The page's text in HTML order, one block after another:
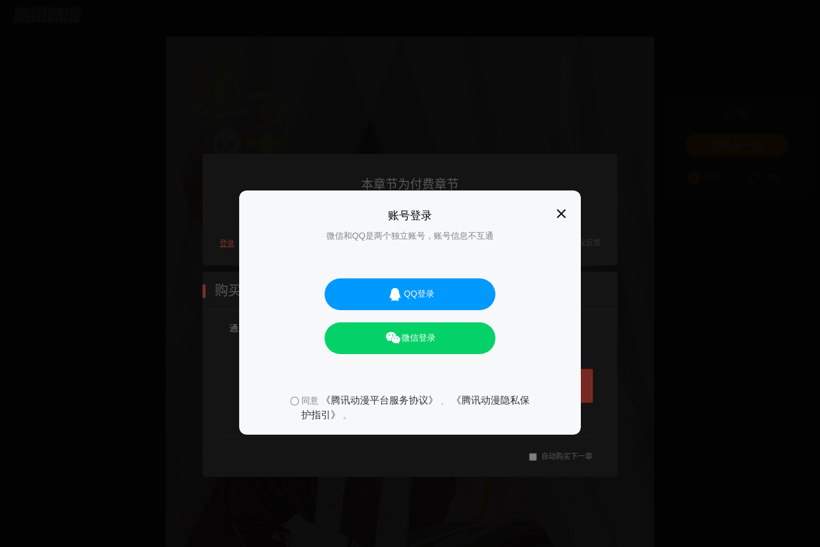
账号登录
微信和QQ是两个独立账号，账号信息不互通
QQ登录
微信登录
同意 《腾讯动漫平台服务协议》
《腾讯动漫隐私保
护指引》
。